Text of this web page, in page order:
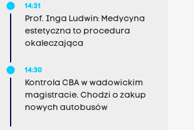
14:31
Prof. Inga Ludwin: Medycyna
estetyczna to procedura
okaleczająca
14:30
Kontrola CBA w wadowickim
magistracie. Chodzi o zakup
nowych autobusów